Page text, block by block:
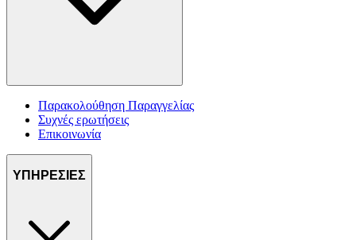
Παρακολούθηση Παραγγελίας
Συχνές ερωτήσεις
Επικοινωνία
ΥΠΗΡΕΣΙΕΣ